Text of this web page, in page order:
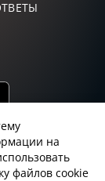
на
файлов cookie